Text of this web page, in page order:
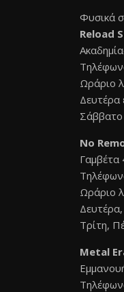
Φυσικά
Reload
Ωράριο
No
Γαμβέτα
Ωράριο
Τρίτη,
Metal